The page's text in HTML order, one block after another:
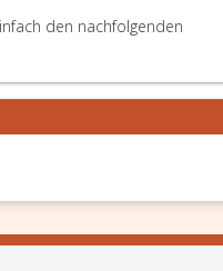
den nachfolgenden